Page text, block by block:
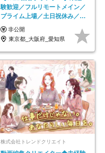
験歓迎／フルリモートメイン／
プライム上場／土日祝休み／東
京・大阪・名古屋
非公開
東京都_大阪府_愛知県
株式会社トレンドクリエイト